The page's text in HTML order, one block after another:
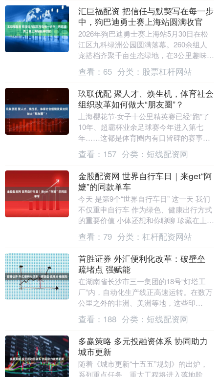
汇巨福配资 把信任与默契写在每一步
中，狗巴迪勇士赛上海站圆满收官
2026年狗巴迪勇士赛上海站5月30日在松
江区九科绿洲公园圆满落幕。260余组人
宠搭档齐聚千亩生态绿地，在3公里趣味障
碍赛道中并肩闯关、携手冲刺，用陪伴与
信任为....
查看： 65 分类： 股票杠杆网站
玖联优配 聚人才、焕生机，体育社会
组织改革如何做大“朋友圈”？
上海樱花节·女子十公里精英赛已经“跑”了
10年、超霸杯业余足球赛今年进入第七
年……这都是体育圈内有口皆碑的赛事，
而其背后的重要推手正是宝山区体育总
会。6月3日，....
查看： 157 分类： 短线配资网
金股配资网 世界自行车日｜来get“阿
嬷”的同款单车
今天 是第9个“世界自行车日” 这一天 我们
不仅重申自行车 作为绿色、健康出行方式
的重要价值 小体还想和你聊聊 珍藏在上海
体育博物馆里的 “‘阿嬷’同款单车” ....
查看： 79 分类： 杠杆配资网站
首胜证券 外汇便利化改革：破壁垒
疏堵点 强赋能
在湖南省长沙市三一集团的18号“灯塔工
厂”内，自动化生产线正高速运转。在数万
公里之外的非洲、美洲等地，这些印
有“SANY”标志的重型设备正马力全开，参
与着全球各....
查看： 188 分类： 短线配资网
多赢策略 多元投融资体系 协同助力
城市更新
随着《城市更新“十五五”规划》的出炉，
系列重点任务、重大工程将进入落地阶